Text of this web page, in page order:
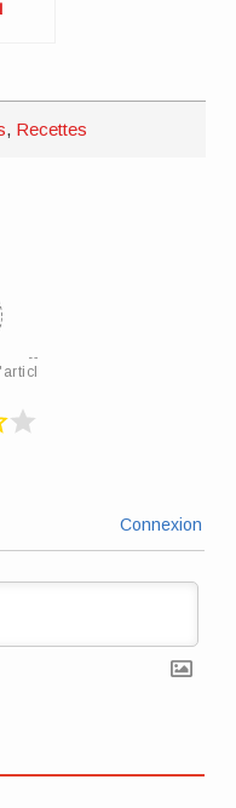
, Recettes
Connexion